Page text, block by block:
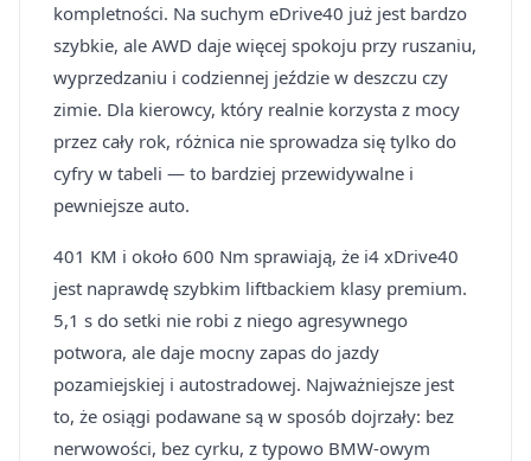
kompletności. Na suchym eDrive40 już jest bardzo
szybkie, ale AWD daje więcej spokoju przy ruszaniu,
wyprzedzaniu i codziennej jeździe w deszczu czy
zimie. Dla kierowcy, który realnie korzysta z mocy
przez cały rok, różnica nie sprowadza się tylko do
cyfry w tabeli — to bardziej przewidywalne i
pewniejsze auto.
401 KM i około 600 Nm sprawiają, że i4 xDrive40
jest naprawdę szybkim liftbackiem klasy premium.
5,1 s do setki nie robi z niego agresywnego
potwora, ale daje mocny zapas do jazdy
pozamiejskiej i autostradowej. Najważniejsze jest
to, że osiągi podawane są w sposób dojrzały: bez
nerwowości, bez cyrku, z typowo BMW-owym